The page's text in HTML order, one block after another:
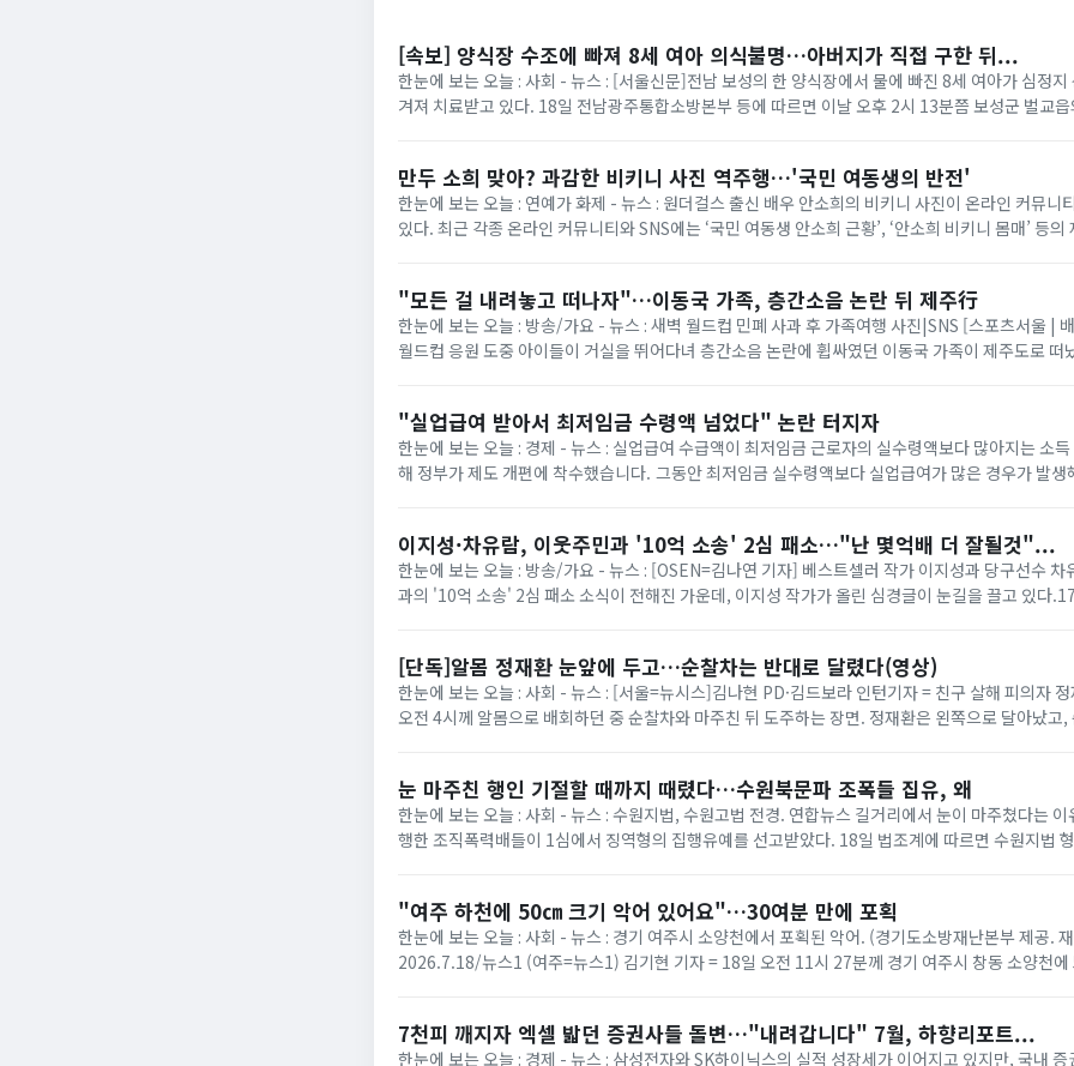
[속보] 양식장 수조에 빠져 8세 여아 의식불명…아버지가 직접 구한 뒤...
한눈에 보는 오늘 : 사회 - 뉴스 : [서울신문]전남 보성의 한 양식장에서 물에 빠진 8세 여아가 심정지
겨져 치료받고 있다. 18일 전남광주통합소방본부 등에 따르면 이날 오후 2시 13분쯤 보성군 벌교
만두 소희 맞아? 과감한 비키니 사진 역주행…'국민 여동생의 반전'
한눈에 보는 오늘 : 연예가 화제 - 뉴스 : 원더걸스 출신 배우 안소희의 비키니 사진이 온라인 커뮤니
있다. 최근 각종 온라인 커뮤니티와 SNS에는 ‘국민 여동생 안소희 근황’, ‘안소희 비키니 몸매’ 등
"모든 걸 내려놓고 떠나자"…이동국 가족, 층간소음 논란 뒤 제주行
한눈에 보는 오늘 : 방송/가요 - 뉴스 : 새벽 월드컵 민폐 사과 후 가족여행 사진|SNS [스포츠서울 |
월드컵 응원 도중 아이들이 거실을 뛰어다녀 층간소음 논란에 휩싸였던 이동국 가족이 제주도로 떠
"실업급여 받아서 최저임금 수령액 넘었다" 논란 터지자
한눈에 보는 오늘 : 경제 - 뉴스 : 실업급여 수급액이 최저임금 근로자의 실수령액보다 많아지는 소
해 정부가 제도 개편에 착수했습니다. 그동안 최저임금 실수령액보다 실업급여가 많은 경우가 발생해 "실업급여가 근로
이지성·차유람, 이웃주민과 '10억 소송' 2심 패소…"난 몇억배 더 잘될것"...
한눈에 보는 오늘 : 방송/가요 - 뉴스 : [OSEN=김나연 기자] 베스트셀러 작가 이지성과 당구선수 차
과의 '10억 소송' 2심 패소 소식이 전해진 가운데, 이지성 작가가 올린 심경글이 눈길을 끌고 있다
[단독]알몸 정재환 눈앞에 두고…순찰차는 반대로 달렸다(영상)
한눈에 보는 오늘 : 사회 - 뉴스 : [서울=뉴시스]김나현 PD·김드보라 인턴기자 = 친구 살해 피의자
오전 4시께 알몸으로 배회하던 중 순찰차와 마주친 뒤 도주하는 장면. 정재환은 왼쪽으로 달아났고
눈 마주친 행인 기절할 때까지 때렸다…수원북문파 조폭들 집유, 왜
한눈에 보는 오늘 : 사회 - 뉴스 : 수원지법, 수원고법 전경. 연합뉴스 길거리에서 눈이 마주쳤다는
행한 조직폭력배들이 1심에서 징역형의 집행유예를 선고받았다. 18일 법조계에 따르면 수원지법
"여주 하천에 50㎝ 크기 악어 있어요"…30여분 만에 포획
한눈에 보는 오늘 : 사회 - 뉴스 : 경기 여주시 소양천에서 포획된 악어. (경기도소방재난본부 제공.
2026.7.18/뉴스1 (여주=뉴스1) 김기현 기자 = 18일 오전 11시 27분께 경기 여주시 창동 소양천에
7천피 깨지자 엑셀 밟던 증권사들 돌변…"내려갑니다" 7월, 하향리포트...
한눈에 보는 오늘 : 경제 - 뉴스 : 삼성전자와 SK하이닉스의 실적 성장세가 이어지고 있지만, 국내